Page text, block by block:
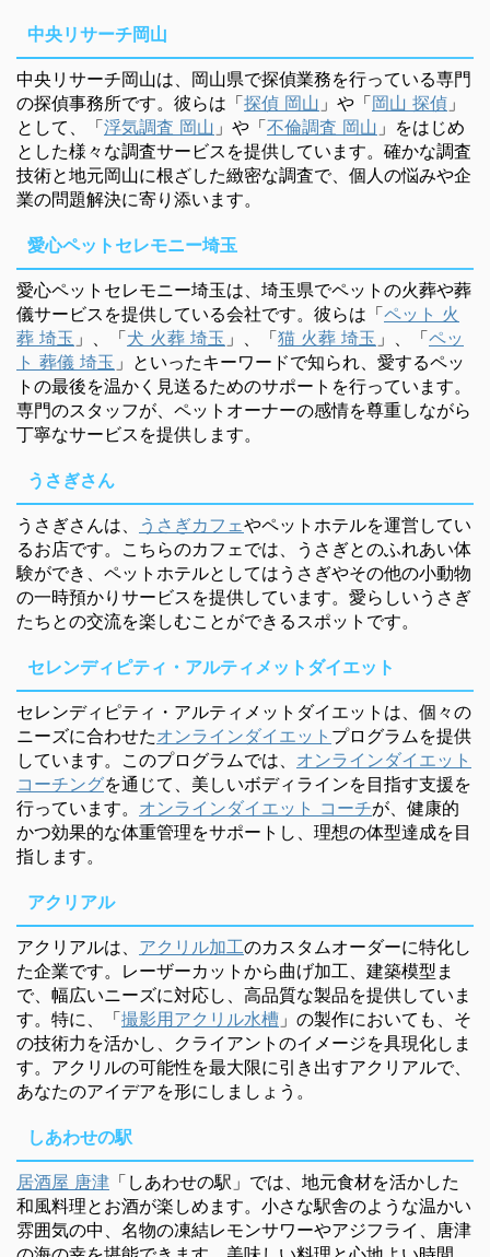
中央リサーチ岡山
中央リサーチ岡山は、岡山県で探偵業務を行っている専門
の探偵事務所です。彼らは「探偵 岡山 」や「岡山 探偵 」
として、「浮気調査 岡山 」や「不倫調査 岡山 」をはじめ
とした様々な調査サービスを提供しています。確かな調査
技術と地元岡山に根ざした緻密な調査で、個人の悩みや企
業の問題解決に寄り添います。
愛心ペットセレモニー埼玉
愛心ペットセレモニー埼玉は、埼玉県でペットの火葬や葬
儀サービスを提供している会社です。彼らは「ペット 火
葬 埼玉 」、「犬 火葬 埼玉 」、「猫 火葬 埼玉 」、「ペッ
ト 葬儀 埼玉 」といったキーワードで知られ、愛するペッ
トの最後を温かく見送るためのサポートを行っています。
専門のスタッフが、ペットオーナーの感情を尊重しながら
丁寧なサービスを提供します。
うさぎさん
うさぎさんは、 うさぎカフェやペットホテルを運営してい
るお店です。こちらのカフェでは、うさぎとのふれあい体
験ができ、ペットホテルとしてはうさぎやその他の小動物
の一時預かりサービスを提供しています。愛らしいうさぎ
たちとの交流を楽しむことができるスポットです。
セレンディピティ・アルティメットダイエット
セレンディピティ・アルティメットダイエットは、個々の
ニーズに合わせたオンラインダイエット プログラムを提供
しています。このプログラムでは、 オンラインダイエット
コーチングを通じて、美しいボディラインを目指す支援を
行っています。 オンラインダイエット コーチが、健康的
かつ効果的な体重管理をサポートし、理想の体型達成を目
指します。
アクリアル
アクリアルは、 アクリル加工のカスタムオーダーに特化し
た企業です。レーザーカットから曲げ加工、建築模型ま
で、幅広いニーズに対応し、高品質な製品を提供していま
す。特に、「撮影用アクリル水槽 」の製作においても、そ
の技術力を活かし、クライアントのイメージを具現化しま
す。アクリルの可能性を最大限に引き出すアクリアルで、
あなたのアイデアを形にしましょう。
しあわせの駅
居酒屋 唐津 「しあわせの駅」では、地元食材を活かした
和風料理とお酒が楽しめます。小さな駅舎のような温かい
雰囲気の中、名物の凍結レモンサワーやアジフライ、唐津